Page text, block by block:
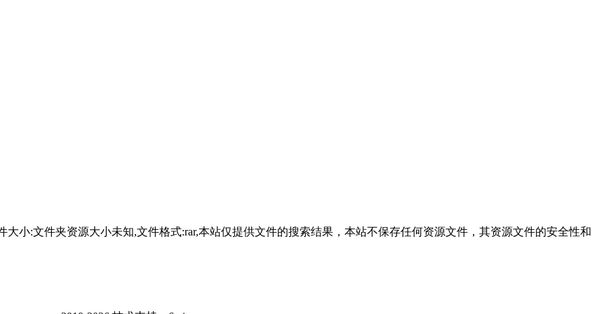
大小:文件夹资源大小未知,文件格式:rar,本站仅提供文件的搜索结果，本站不保存任何资源文件，其资源文件的安全性和